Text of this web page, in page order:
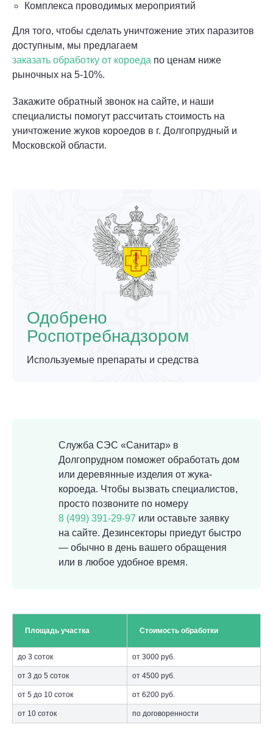
Комплекса проводимых мероприятий
Для того, чтобы сделать уничтожение этих паразитов
доступным, мы предлагаем
заказать обработку от короеда по ценам ниже
рыночных на 5-10%.
Закажите обратный звонок на сайте, и наши
специалисты помогут рассчитать стоимость на
уничтожение жуков короедов в г. Долгопрудный и
Московской области.
Одобрено
Роспотребнадзором
Используемые препараты и средства
Служба СЭС «Санитар» в
Долгопрудном поможет обработать дом
или деревянные изделия от жука-
короеда. Чтобы вызвать специалистов,
просто позвоните по номеру
8 (499) 391-29-97 или оставьте заявку
на сайте. Дезинсекторы приедут быстро
— обычно в день вашего обращения
или в любое удобное время.
Площадь участка Стоимость обработки
до 3 соток от 3000 руб.
от 3 до 5 соток от 4500 руб.
от 5 до 10 соток от 6200 руб.
от 10 соток по договоренности